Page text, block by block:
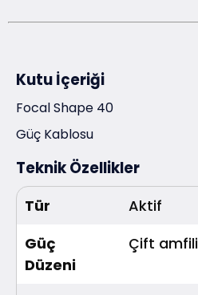
Kutu İçeriği
Focal Shape 40
Güç Kablosu
Teknik Özellikler
Tür
Aktif
Güç
Düzeni
Çift amfili